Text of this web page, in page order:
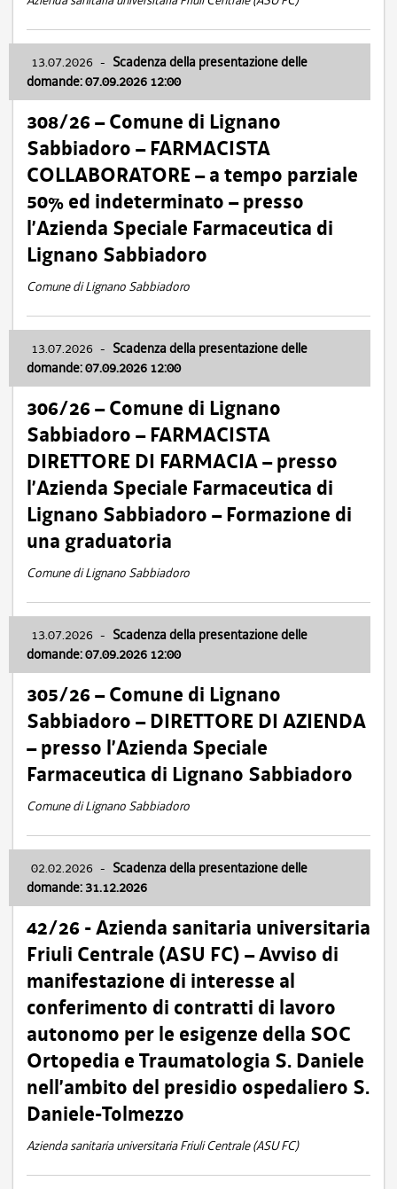
13.07.2026 - Scadenza della presentazione delle
domande: 07.09.2026 12:00
308/26 – Comune di Lignano
Sabbiadoro – FARMACISTA
COLLABORATORE – a tempo parziale
50% ed indeterminato – presso
l’Azienda Speciale Farmaceutica di
Lignano Sabbiadoro
Comune di Lignano Sabbiadoro
13.07.2026 - Scadenza della presentazione delle
domande: 07.09.2026 12:00
306/26 – Comune di Lignano
Sabbiadoro – FARMACISTA
DIRETTORE DI FARMACIA – presso
l’Azienda Speciale Farmaceutica di
Lignano Sabbiadoro – Formazione di
una graduatoria
Comune di Lignano Sabbiadoro
13.07.2026 - Scadenza della presentazione delle
domande: 07.09.2026 12:00
305/26 – Comune di Lignano
Sabbiadoro – DIRETTORE DI AZIENDA
– presso l’Azienda Speciale
Farmaceutica di Lignano Sabbiadoro
Comune di Lignano Sabbiadoro
02.02.2026 - Scadenza della presentazione delle
domande: 31.12.2026
42/26 - Azienda sanitaria universitaria
Friuli Centrale (ASU FC) – Avviso di
manifestazione di interesse al
conferimento di contratti di lavoro
autonomo per le esigenze della SOC
Ortopedia e Traumatologia S. Daniele
nell’ambito del presidio ospedaliero S.
Daniele-Tolmezzo
Azienda sanitaria universitaria Friuli Centrale (ASU FC)